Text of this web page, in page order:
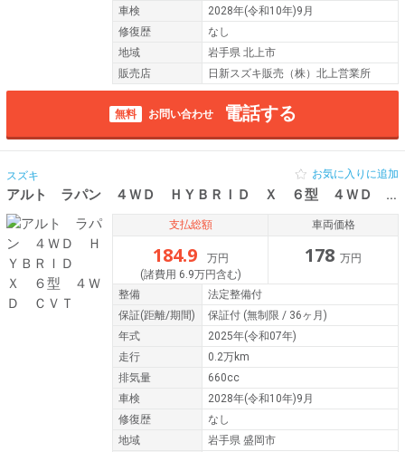
車検
2028年(令和10年)9月
修復歴
なし
地域
岩手県 北上市
販売店
日新スズキ販売（株）北上営業所
無料 お問い合わせ 電話する
スズキ
アルト ラパン ４ＷＤ ＨＹＢＲＩＤ Ｘ ６型 ４ＷＤ ＣＶＴ
お気に入りに追加
支払総額
184.9
万円
(諸費用 6.9万円含む)
車両価格
178 万円
整備
法定整備付
保証(距離/期間) 保証付 (無制限 / 36ヶ月)
年式
2025年(令和07年)
走行
0.2万km
排気量
660cc
車検
2028年(令和10年)9月
修復歴
なし
地域
岩手県 盛岡市